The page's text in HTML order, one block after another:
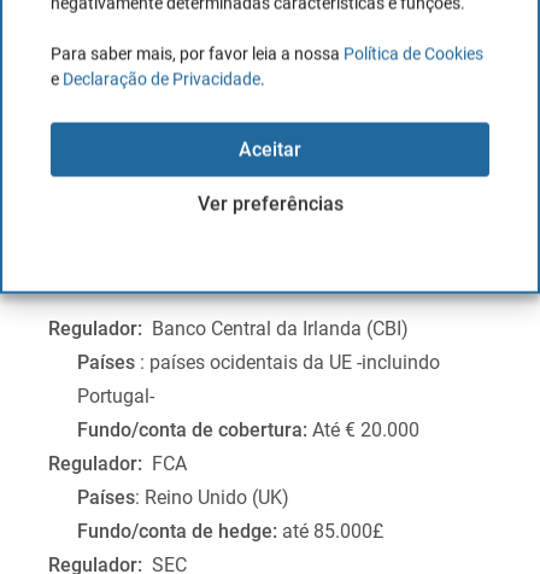
Para saber mais, por favor leia a nossa Política de Cookies
e Declaração de Privacidade.
Aceitar
Ver preferências
Por outro lado,para Portugal,
Central da Irlanda,oferece uma cobertura até 20.000
Assim, a regulação e cobertura em caso de falência da
Regulador: Banco Central da Irlanda (CBI)
Países : países ocidentais da UE -incluindo
Portugal-
Fundo/conta de cobertura: Até € 20.000
Regulador: FCA
Países: Reino Unido (UK)
Fundo/conta de hedge: até 85.000£
Regulador: SEC